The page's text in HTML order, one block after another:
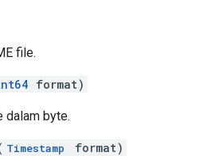
file.
format)
dalam byte.
Timestamp format)